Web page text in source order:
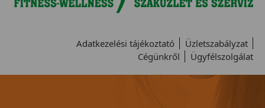
Adatkezelési tájékoztató
Üzletszabályzat
Cégünkről
Ügyfélszolgálat